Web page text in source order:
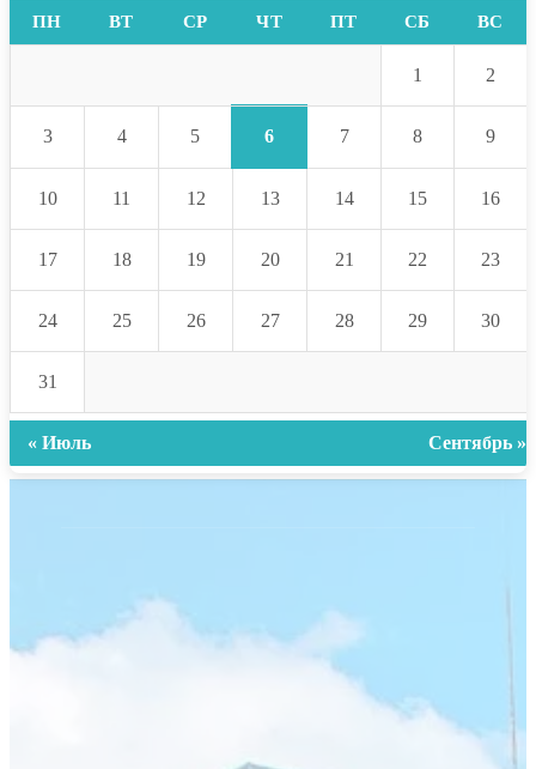
ПН ВТ СР ЧТ ПТ СБ ВС
1 2
3 4 5 6 7 8 9
10 11 12 13 14 15 16
17 18 19 20 21 22 23
24 25 26 27 28 29 30
31
« Июль Сентябрь »